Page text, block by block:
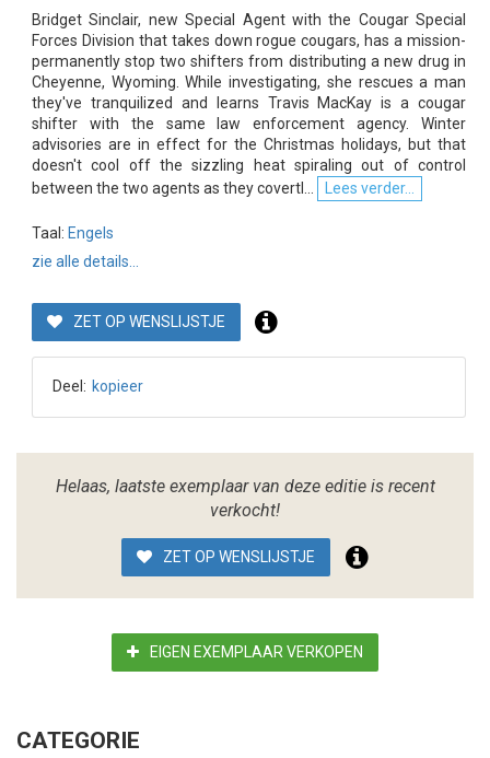
Bridget Sinclair, new Special Agent with the Cougar Special
Forces Division that takes down rogue cougars, has a mission-
permanently stop two shifters from distributing a new drug in
Cheyenne, Wyoming. While investigating, she rescues a man
they've tranquilized and learns Travis MacKay is a cougar
shifter with the same law enforcement agency. Winter
advisories are in effect for the Christmas holidays, but that
doesn't cool off the sizzling heat spiraling out of control
between the two agents as they covertl...
Lees verder...
Taal: Engels
zie alle details...
ZET OP WENSLIJSTJE
Deel: kopieer
Helaas, laatste exemplaar van deze editie is recent
verkocht!
ZET OP WENSLIJSTJE
EIGEN EXEMPLAAR VERKOPEN
CATEGORIE